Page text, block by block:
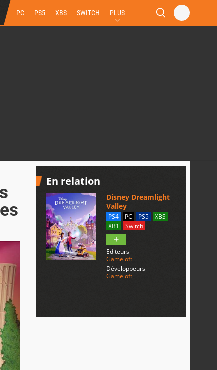
PC PS5 XBS SWITCH PLUS
En relation
Disney Dreamlight
Valley
PS4 PC PS5
XBS
XB1
Switch
Editeurs
Gameloft
Développeurs
Gameloft